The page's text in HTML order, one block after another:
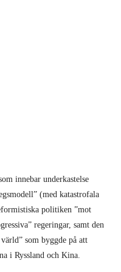
innebar underkastelse
(med katastrofala
politiken ”mot
regeringar, samt den
som byggde på att
i Ryssland och Kina.